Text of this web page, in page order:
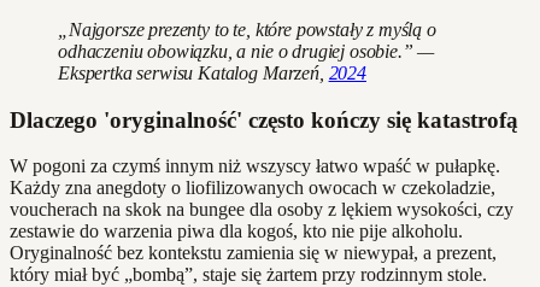
„Najgorsze prezenty to te, które powstały z myślą o
odhaczeniu obowiązku, a nie o drugiej osobie.” —
Ekspertka serwisu Katalog Marzeń, 2024
Dlaczego 'oryginalność' często kończy się katastrofą
W pogoni za czymś innym niż wszyscy łatwo wpaść w pułapkę.
Każdy zna anegdoty o liofilizowanych owocach w czekoladzie,
voucherach na skok na bungee dla osoby z lękiem wysokości, czy
zestawie do warzenia piwa dla kogoś, kto nie pije alkoholu.
Oryginalność bez kontekstu zamienia się w niewypał, a prezent,
który miał być „bombą”, staje się żartem przy rodzinnym stole.